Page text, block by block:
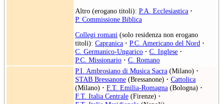
Altro (erogano titoli): P.A. Ecclesiastica ·
P. Commissione Biblica
Collegi romani (solo residenza non erogano
titoli): Capranica · P.C. Americano del Nord ·
C. Germanico-Ungarico · C. Inglese ·
P.C. Missionario · C. Romano
P.I. Ambrosiano di Musica Sacra (Milano) ·
STAB Bressanone (Bressanone) · Cattolica
(Milano) · F.T. Emilia-Romagna (Bologna) ·
F.T. Italia Centrale (Firenze) ·